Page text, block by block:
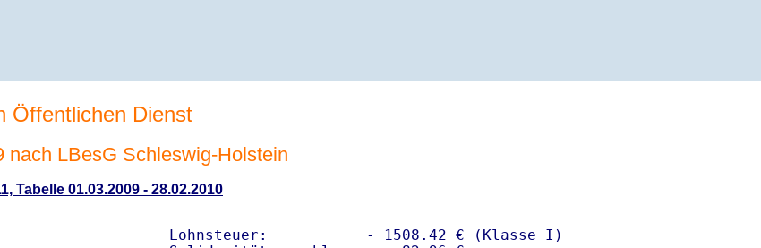
Öffentlichen Dienst
nach LBesG Schleswig-Holstein
Tabelle 01.03.2009 - 28.02.2010
Lohnsteuer:           - 1508.42 € (Klasse I)